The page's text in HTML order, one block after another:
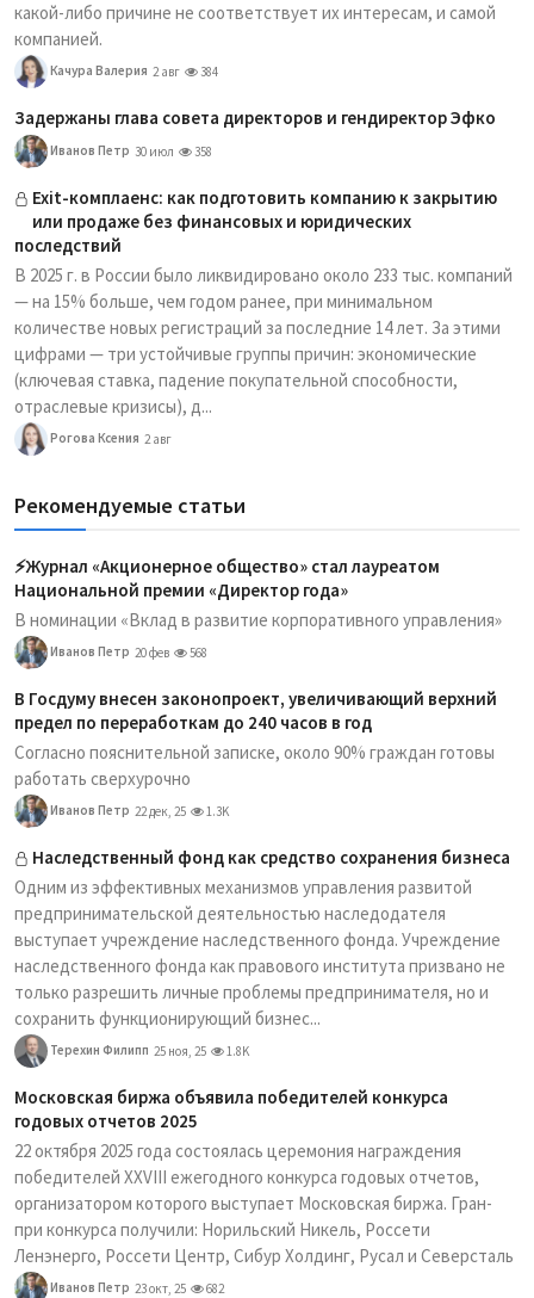
какой-либо причине не соответствует их интересам, и самой
компанией.
Качура Валерия 2 авг 384
Задержаны глава совета директоров и гендиректор Эфко
Иванов Петр 30 июл 358
Exit-комплаенс: как подготовить компанию к закрытию
или продаже без финансовых и юридических
последствий
В 2025 г. в России было ликвидировано около 233 тыс. компаний
— на 15% больше, чем годом ранее, при минимальном
количестве новых регистраций за последние 14 лет. За этими
цифрами — три устойчивые группы причин: экономические
(ключевая ставка, падение покупательной способности,
отраслевые кризисы), д...
Рогова Ксения 2 авг
Рекомендуемые статьи
⚡️Журнал «Акционерное общество» стал лауреатом
Национальной премии «Директор года»
В номинации «Вклад в развитие корпоративного управления»
Иванов Петр 20 фев 568
В Госдуму внесен законопроект, увеличивающий верхний
предел по переработкам до 240 часов в год
Согласно пояснительной записке, около 90% граждан готовы
работать сверхурочно
Иванов Петр 22 дек, 25 1.3K
Наследственный фонд как средство сохранения бизнеса
Одним из эффективных механизмов управления развитой
предпринимательской деятельностью наследодателя
выступает учреждение наследственного фонда. Учреждение
наследственного фонда как правового института призвано не
только разрешить личные проблемы предпринимателя, но и
сохранить функционирующий бизнес...
Терехин Филипп 25 ноя, 25 1.8K
Московская биржа объявила победителей конкурса
годовых отчетов 2025
22 октября 2025 года состоялась церемония награждения
победителей XXVIII ежегодного конкурса годовых отчетов,
организатором которого выступает Московская биржа. Гран-
при конкурса получили: Норильский Никель, Россети
Ленэнерго, Россети Центр, Сибур Холдинг, Русал и Северсталь
Иванов Петр 23 окт, 25 682